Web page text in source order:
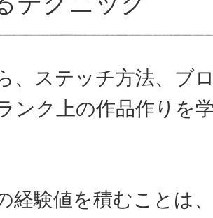
、ステッチ方法、ブ
ンク上の作品作りを
経験値を積むことは